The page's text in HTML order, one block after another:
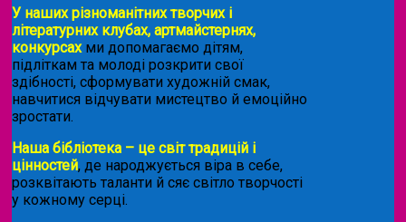
У наших різноманітних творчих і
літературних клубах, артмайстернях,
конкурсахми допомагаємо дітям,
підліткам та молоді розкрити свої
здібності, сформувати художній смак,
навчитися відчувати мистецтво й емоційно
зростати.
Наша бібліотека – це світ традицій і
цінностей, де народжується віра в себе,
розквітають таланти й сяє світло творчості
у кожному серці.